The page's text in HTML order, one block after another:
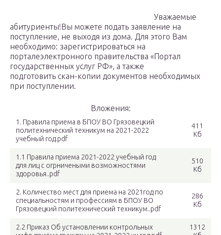
Уважаемые
абитуриенты!Вы можете подать заявление на
поступление, не выходя из дома. Для этого Вам
необходимо: зарегистрироваться на
порталеэлектронного правительства «Портал
государственных услуг РФ», а также
подготовить скан-копии документов необходимых
при поступлении.
Вложения:
1. Правила приема в БПОУ ВО Грязовецкий
политехнический техникум на 2021-2022
учебный год.pdf
411
Кб
1.1 Правила приема 2021-2022 учебный год
для лиц с огрничеными возможностями
здоровья..pdf
510
Кб
2. Количество мест для приема на 2021год по
специальностям и профессиям в БПОУ ВО
Грязовецкий политехнический техникум..pdf
286
Кб
2.2 Приказ Об установлении контрольных
1312